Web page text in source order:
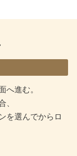
へ進む。
、
を選んでからロ